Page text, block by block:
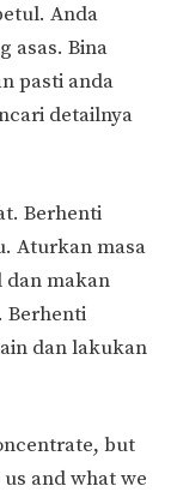
Anda
asas. Bina
pasti anda
detailnya
Berhenti
Aturkan masa
dan makan
Berhenti
dan lakukan
but
and what we